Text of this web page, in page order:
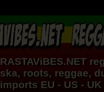
RASTAViBES.NET
ska, roots, reggae,
imports EU - US -